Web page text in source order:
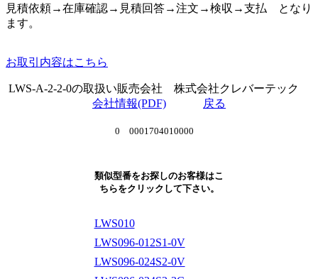
見積依頼→在庫確認→見積回答→注文→検収→支払 となり
ます。
お取引内容はこちら
LWS-A-2-2-0の取扱い販売会社 株式会社クレバーテック
会社情報(PDF)
戻る
0 0001704010000
類似型番をお探しのお客様はこ
ちらをクリックして下さい。
LWS010
LWS096-012S1-0V
LWS096-024S2-0V